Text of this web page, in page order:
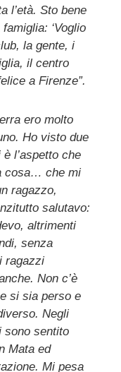
l’età. Sto bene
‘Voglio
la gente, i
il centro
a Firenze”.
ero molto
Ho visto due
l’aspetto che
cosa… che mi
ragazzo,
salutavo:
altrimenti
senza
ragazzi
Non c’è
si sia perso e
Negli
sono sentito
Mata ed
Mi pesa